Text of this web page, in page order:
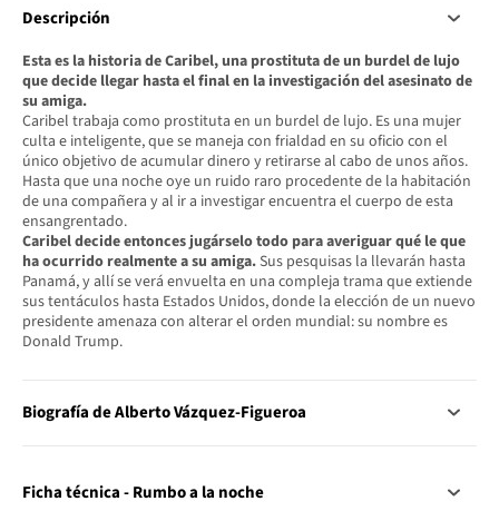
Descripción
Esta es la historia de Caribel, una prostituta de un burdel de lujo
que decide llegar hasta el final en la investigación del asesinato de
su amiga.
Caribel trabaja como prostituta en un burdel de lujo. Es una mujer
culta e inteligente, que se maneja con frialdad en su oficio con el
único objetivo de acumular dinero y retirarse al cabo de unos años.
Hasta que una noche oye un ruido raro procedente de la habitación
de una compañera y al ir a investigar encuentra el cuerpo de esta
ensangrentado.
Caribel decide entonces jugárselo todo para averiguar qué le que
ha ocurrido realmente a su amiga.Sus pesquisas la llevarán hasta
Panamá, y allí se verá envuelta en una compleja trama que extiende
sus tentáculos hasta Estados Unidos, donde la elección de un nuevo
presidente amenaza con alterar el orden mundial: su nombre es
Donald Trump.
Biografía de Alberto Vázquez-Figueroa
Ficha técnica - Rumbo a la noche